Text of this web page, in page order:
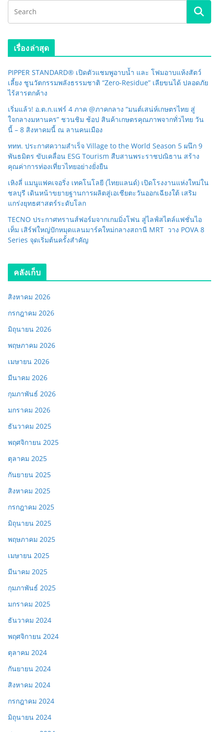
เรื่องล่าสุด
PIPPER STANDARD® เปิดตัวแชมพูอาบน้ำ และ โฟมอาบแห้งสัตว์
เลี้ยง ชูนวัตกรรมพลังธรรมชาติ “Zero-Residue” เลียขนได้ ปลอดภัย
ไร้สารตกค้าง
เริ่มแล้ว! อ.ต.ก.แฟร์ 4 ภาค @ภาคกลาง “มนต์เสน่ห์เกษตรไทย สู่
ใจกลางมหานคร” ชวนชิม ช้อป สินค้าเกษตรคุณภาพจากทั่วไทย วัน
นี้ – 8 สิงหาคมนี้ ณ ลานคนเมือง
ททท. ประกาศความสำเร็จ Village to the World Season 5 ผนึก 9
พันธมิตร ขับเคลื่อน ESG Tourism สืบสานพระราชปณิธาน สร้าง
คุณค่าการท่องเที่ยวไทยอย่างยั่งยืน
เหิงลี่ แมนูแฟคเจอริ่ง เทคโนโลยี (ไทยแลนด์) เปิดโรงงานแห่งใหม่ใน
ชลบุรี เดินหน้าขยายฐานการผลิตสู่เอเชียตะวันออกเฉียงใต้ เสริม
แกร่งยุทธศาสตร์ระดับโลก
TECNO ประกาศทรานส์ฟอร์มจากเกมมิ่งโฟน สู่ไลฟ์สไตล์แฟชั่นไอ
เท็ม เสิร์ฟใหญ่ปักหมุดแลนมาร์คใหม่กลางสถานี MRT วาง POVA 8
Series จุดเริ่มต้นครั้งสำคัญ
คลังเก็บ
สิงหาคม 2026
กรกฎาคม 2026
มิถุนายน 2026
พฤษภาคม 2026
เมษายน 2026
มีนาคม 2026
กุมภาพันธ์ 2026
มกราคม 2026
ธันวาคม 2025
พฤศจิกายน 2025
ตุลาคม 2025
กันยายน 2025
สิงหาคม 2025
กรกฎาคม 2025
มิถุนายน 2025
พฤษภาคม 2025
เมษายน 2025
มีนาคม 2025
กุมภาพันธ์ 2025
มกราคม 2025
ธันวาคม 2024
พฤศจิกายน 2024
ตุลาคม 2024
กันยายน 2024
สิงหาคม 2024
กรกฎาคม 2024
มิถุนายน 2024